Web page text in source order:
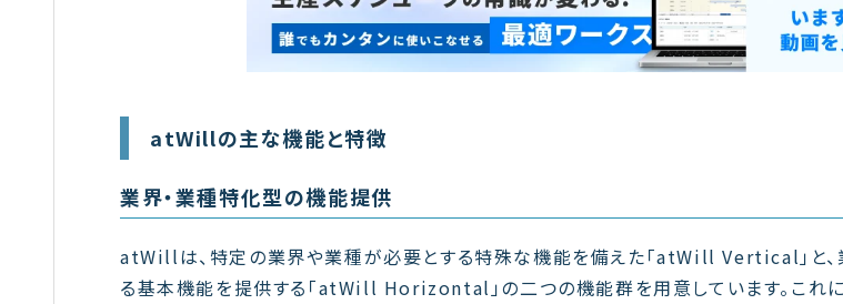
atWillの主な機能と特徴
業界・業種特化型の機能提供
atWillは、特定の業界や業種が必要とする特殊な機能を備えた「atWill Vertical」と
る基本機能を提供する「atWill Horizontal」の二つの機能群を用意しています。これ